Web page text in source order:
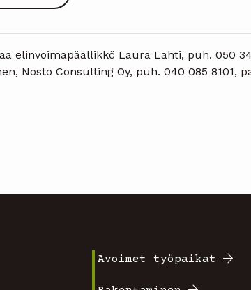
elinvoimapäällikkö Laura Lahti, puh. 050
Nosto Consulting Oy, puh. 040 085 8101,
Footer
Avoimet työpaikat